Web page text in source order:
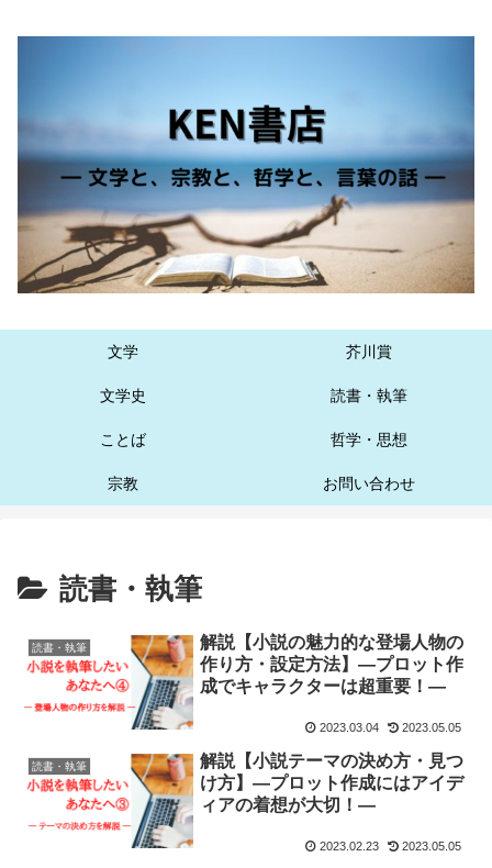
文学 芥川賞
文学史 読書・執筆
ことば 哲学・思想
宗教 お問い合わせ
読書・執筆
読書・執筆
解説【小説の魅力的な登場人物の
作り方・設定方法】—プロット作
成でキャラクターは超重要！—
2023.03.04 2023.05.05
読書・執筆
解説【小説テーマの決め方・見つ
け方】—プロット作成にはアイデ
ィアの着想が大切！—
2023.02.23 2023.05.05